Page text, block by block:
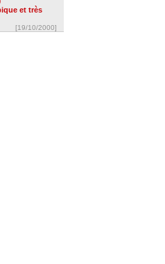
et très
[19/10/2000]